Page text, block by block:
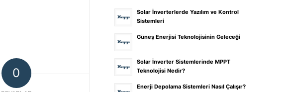
0
Solar İnverterlerde Yazılım ve Kontrol
Sistemleri
Güneş Enerjisi Teknolojisinin Geleceği
Solar İnverter Sistemlerinde MPPT
Teknolojisi Nedir?
Enerji Depolama Sistemleri Nasıl Çalışır?